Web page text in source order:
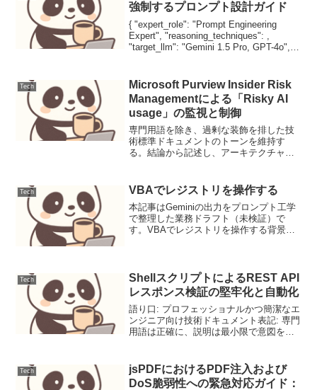
強制するプロンプト設計ガイド
{ "expert_role": "Prompt Engineering
Expert", "reasoning_techniques": ,
"target_llm": "Gemini 1.5 Pro, GPT-4o",
Tech
Microsoft Purview Insider Risk
Managementによる「Risky AI
usage」の監視と制御
専門用語を除き、過剰な装飾を排した技
術標準ドキュメントのトーンを維持す
る。結論から記述し、アーキテクチャの
Mermaidを使用し、データフローを明...
Tech VBAでレジストリを操作する
本記事はGeminiの出力をプロンプト工学
で整理した業務ドラフト（未検証）で
す。VBAでレジストリを操作する背景と
ー...
Tech
ShellスクリプトによるREST API
レスポンス検証の堅牢化と自動化
語り口: プロフェッショナルかつ簡潔なエ
ンジニア向け技術ドキュメント表記: 専門
用語は正確に、説明は最小限で意図を伝
ック、Mermaid、箇条書きの活用価値提
供...
Tech
jsPDFにおけるPDF注入および
DoS脆弱性への緊急対応ガイド：